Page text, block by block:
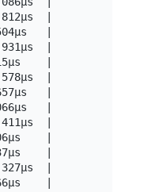
|
|
|
|
|
|
|
|
|
|
|
|